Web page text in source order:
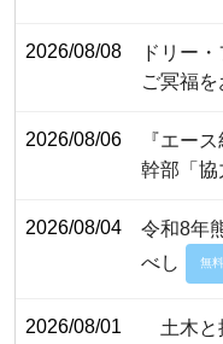
2026/08/08
ドリー
ご冥福を
2026/08/06
『エー
幹部「協
2026/08/04
令和8年
べし
無料
2026/08/01 土木と